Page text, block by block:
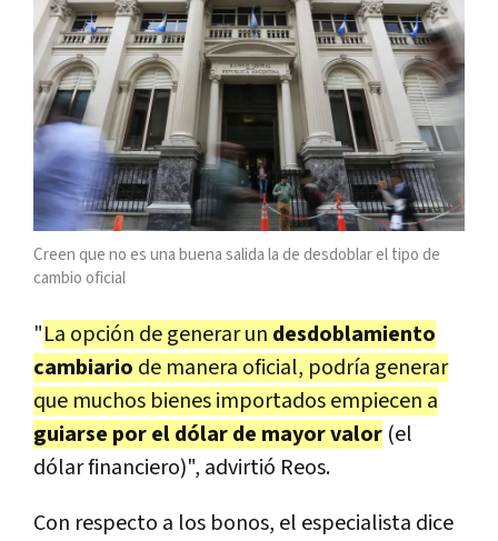
Creen que no es una buena salida la de desdoblar el tipo de
cambio oficial
"La opción de generar un desdoblamiento
cambiario de manera oficial, podría generar
que muchos bienes importados empiecen a
guiarse por el dólar de mayor valor (el
dólar financiero)", advirtió Reos.
Con respecto a los bonos, el especialista dice